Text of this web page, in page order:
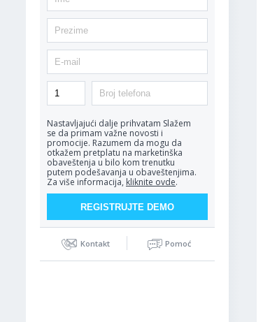
Nastavljajući dalje prihvatam Slažem
se da primam važne novosti i
promocije. Razumem da mogu da
otkažem pretplatu na marketinška
obaveštenja u bilo kom trenutku
putem podešavanja u obaveštenjima.
Za više informacija, kliknite ovde.
Kontakt Pomoć